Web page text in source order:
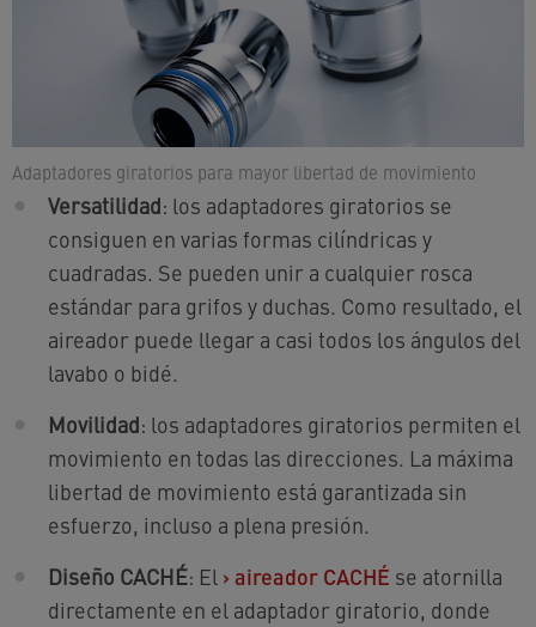
Adaptadores giratorios para mayor libertad de movimiento
Versatilidad: los adaptadores giratorios se
consiguen en varias formas cilíndricas y
cuadradas. Se pueden unir a cualquier rosca
estándar para grifos y duchas. Como resultado, el
aireador puede llegar a casi todos los ángulos del
lavabo o bidé.
Movilidad: los adaptadores giratorios permiten el
movimiento en todas las direcciones. La máxima
libertad de movimiento está garantizada sin
esfuerzo, incluso a plena presión.
Diseño CACHÉ: El › aireador CACHÉ se atornilla
directamente en el adaptador giratorio, donde